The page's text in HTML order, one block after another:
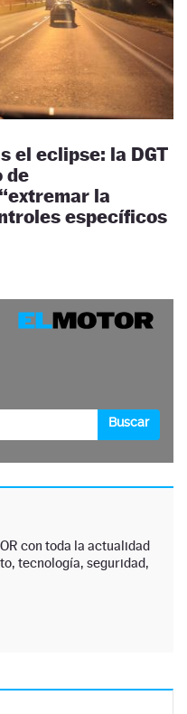
el eclipse: la DGT
de
la
específicos
con toda la actualidad
tecnología, seguridad,